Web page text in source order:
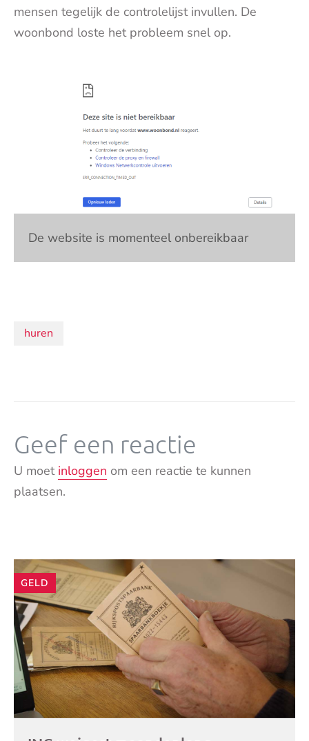
mensen tegelijk de controlelijst invullen. De
woonbond loste het probleem snel op.
De website is momenteel onbereikbaar
Onderwerpen:
huren
Geef een reactie
U moet inloggen om een reactie te kunnen
plaatsen.
Andere
artikelen
GELD